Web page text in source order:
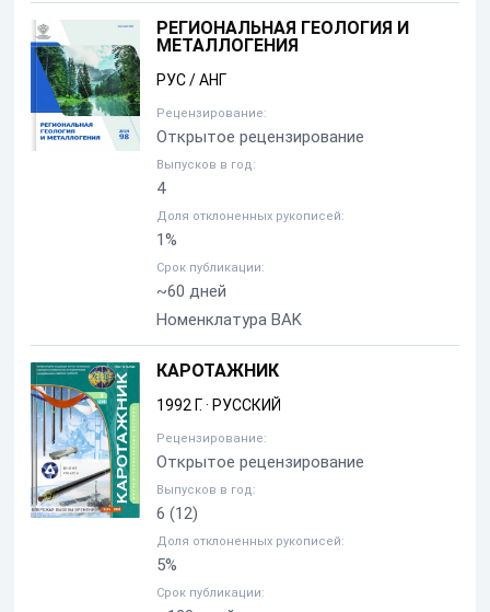
РЕГИОНАЛЬНАЯ ГЕОЛОГИЯ И
МЕТАЛЛОГЕНИЯ
РУС / АНГ
Рецензирование:
Открытое рецензирование
Выпусков в год:
4
Доля отклоненных рукописей:
1%
Срок публикации:
~60 дней
Номенклатура BAK
КАРОТАЖНИК
1992 Г.· РУССКИЙ
Рецензирование:
Открытое рецензирование
Выпусков в год:
6 (12)
Доля отклоненных рукописей:
5%
Срок публикации: